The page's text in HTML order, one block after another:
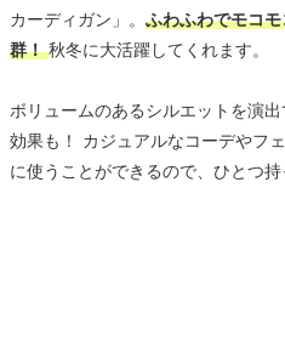
カーディガン」。 ふわふわでモコ
群！秋冬に大活躍してくれます。
ボリュームのあるシルエットを演
効果も！ カジュアルなコーデやフ
に使うことができるので、ひとつ持